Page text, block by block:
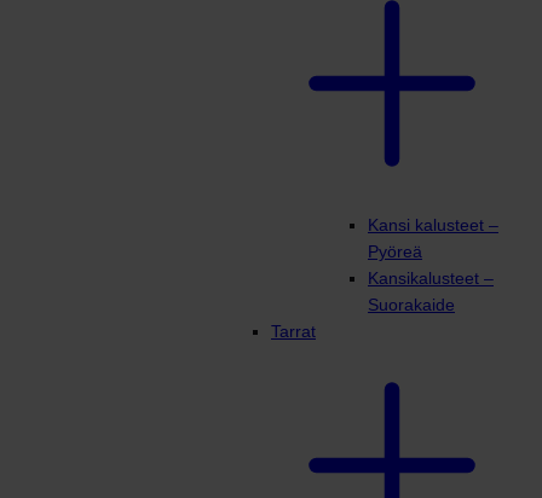
Kansi kalusteet –
Pyöreä
Kansikalusteet –
Suorakaide
Tarrat